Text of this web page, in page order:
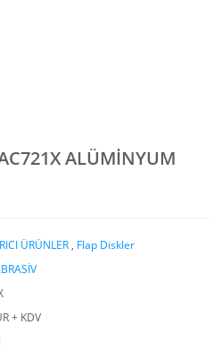
ALÜMİNYUM
ÜRÜNLER , Flap Diskler
+ KDV